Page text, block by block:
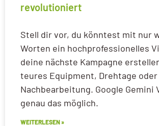
revolutioniert
Stell dir vor, du könntest mit nur
Worten ein hochprofessionelles
deine nächste Kampagne
teures Equipment, Drehtage
Nachbearbeitung. Google Gemini
genau das möglich.
WEITERLESEN »